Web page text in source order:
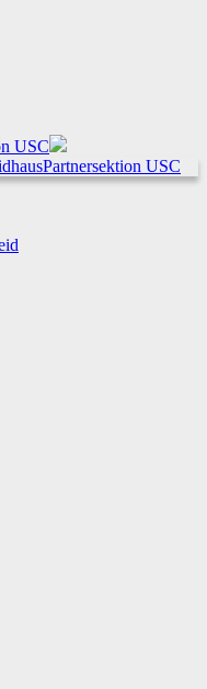
USC
Partnersektion USC